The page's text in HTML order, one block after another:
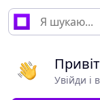
Привіт
Увійди і